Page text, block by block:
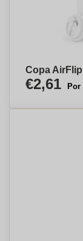
Copa
€2,61 Por